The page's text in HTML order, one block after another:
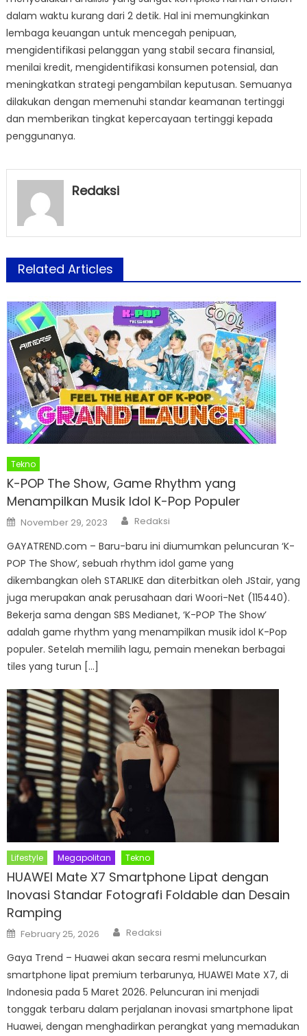
dalam waktu kurang dari 2 detik. Hal ini memungkinkan
lembaga keuangan untuk mencegah penipuan,
mengidentifikasi pelanggan yang stabil secara finansial,
menilai kredit, mengidentifikasi konsumen potensial, dan
meningkatkan strategi pengambilan keputusan. Semuanya
dilakukan dengan memenuhi standar keamanan tertinggi
dan memberikan tingkat kepercayaan tertinggi kepada
penggunanya.
Redaksi
Related Articles
Tekno
K-POP The Show, Game Rhythm yang
Menampilkan Musik Idol K-Pop Populer
Posted
on
November 29, 2023 Author
Redaksi
GAYATREND.com – Baru-baru ini diumumkan peluncuran ‘K-
POP The Show’, sebuah rhythm idol game yang
dikembangkan oleh STARLIKE dan diterbitkan oleh JStair, yang
juga merupakan anak perusahaan dari Woori-Net (115440).
Bekerja sama dengan SBS Medianet, ‘K-POP The Show’
adalah game rhythm yang menampilkan musik idol K-Pop
populer. Setelah memilih lagu, pemain menekan berbagai
tiles yang turun […]
Lifestyle Megapolitan Tekno
HUAWEI Mate X7 Smartphone Lipat dengan
Inovasi Standar Fotografi Foldable dan Desain
Ramping
Posted
on
February 25, 2026 Author
Redaksi
Gaya Trend – Huawei akan secara resmi meluncurkan
smartphone lipat premium terbarunya, HUAWEI Mate X7, di
Indonesia pada 5 Maret 2026. Peluncuran ini menjadi
tonggak terbaru dalam perjalanan inovasi smartphone lipat
Huawei, dengan menghadirkan perangkat yang memadukan